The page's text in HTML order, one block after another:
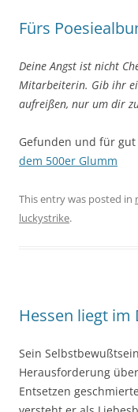
Fürs
Deine Angst ist nicht
Mitarbeiterin. Gib ihr
aufreißen, nur um dir
Gefunden und für
dem 500er Glumm
This entry was posted in
luckystrike.
Hessen liegt im
Sein
Herausforderung
Entsetzen